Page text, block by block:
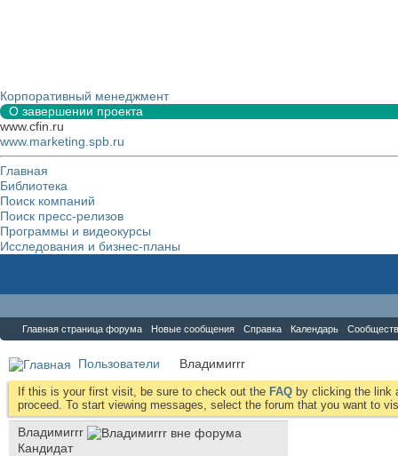
Корпоративный менеджмент
О завершении проекта
www.cfin.ru
www.marketing.spb.ru
Главная
Библиотека
Поиск компаний
Поиск пресс-релизов
Программы и видеокурсы
Исследования и бизнес-планы
Главная страница форума Новые сообщения Справка Календарь
Пользователи Владимиrrr
If this is your first visit, be sure to check out the FAQ by clicking the link
proceed. To start viewing messages, select the forum that you want to
Владимиrrr
Кандидат